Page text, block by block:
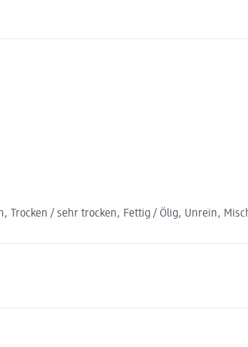
Trocken / sehr trocken, Fettig / Ölig, Unrein,